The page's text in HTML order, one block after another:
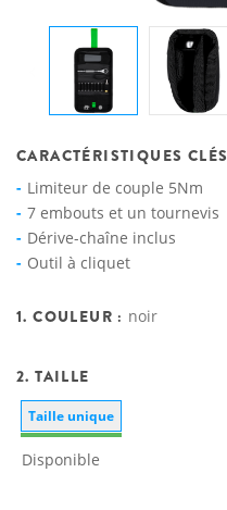
CARACTÉRISTIQUES CLÉS
Limiteur de couple 5Nm
7 embouts et un tournevis
Dérive-chaîne inclus
Outil à cliquet
1. COULEUR : noir
2. TAILLE
Taille unique
Disponible